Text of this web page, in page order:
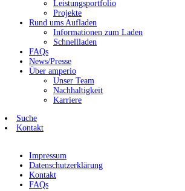
Leistungsportfolio
Projekte
Rund ums Aufladen
Informationen zum Laden
Schnellladen
FAQs
News/Presse
Über amperio
Unser Team
Nachhaltigkeit
Karriere
Suche
Kontakt
Impressum
Datenschutzerklärung
Kontakt
FAQs